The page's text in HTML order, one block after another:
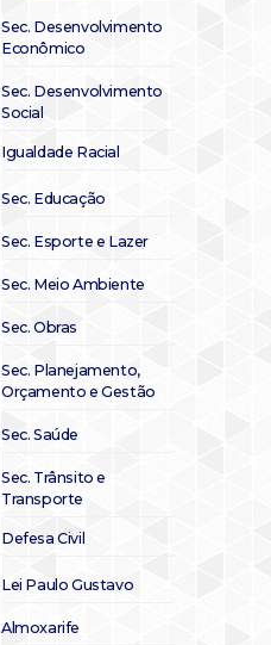
Sec. Desenvolvimento
Econômico
Sec. Desenvolvimento
Social
Igualdade Racial
Sec. Educação
Sec. Esporte e Lazer
Sec. Meio Ambiente
Sec. Obras
Sec. Planejamento,
Orçamento e Gestão
Sec. Saúde
Sec. Trânsito e
Transporte
Defesa Civil
Lei Paulo Gustavo
Almoxarife